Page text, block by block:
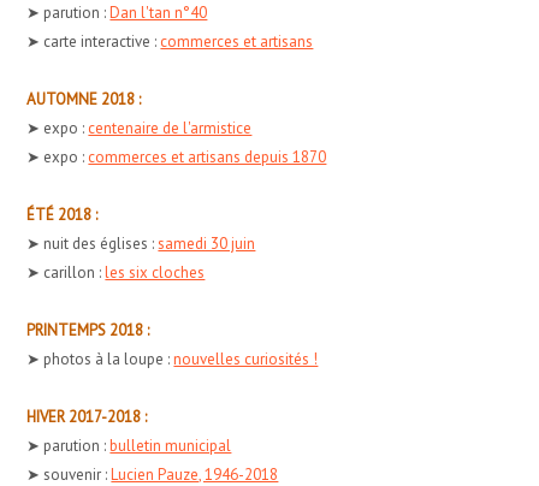
➤ parution :Dan l'tan n°40
➤ carte interactive : commerces et artisans
AUTOMNE 2018 :
➤ expo : centenaire de l'armistice
➤ expo : commerces et artisans depuis 1870
ÉTÉ 2018 :
➤ nuit des églises :samedi 30 juin
➤ carillon :les six cloches
PRINTEMPS 2018 :
➤ photos à la loupe :nouvelles curiosités !
HIVER 2017-2018 :
➤ parution :bulletin municipal
➤ souvenir :Lucien Pauze, 1946-2018